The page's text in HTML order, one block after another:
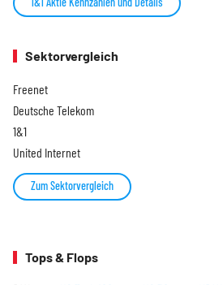
Sektorvergleich
Freenet
Deutsche Telekom
1&1
United Internet
Zum Sektorvergleich
Tops & Flops